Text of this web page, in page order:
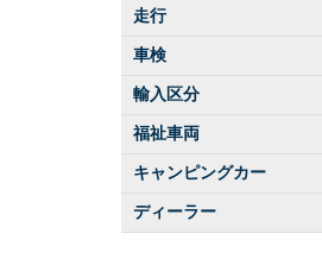
走行
車検
輸入区分
福祉車両
キャンピングカー
ディーラー